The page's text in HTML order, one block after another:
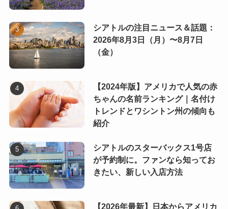
シアトルの注目ニュース＆話題：
2026年8月3日（月）〜8月7日
（金）
【2024年版】アメリカで人気の赤
ちゃんの名前ランキング｜名付け
トレンドとワシントン州の傾向も
紹介
シアトルのスターバックス1号店
が予約制に。ファンなら知ってお
きたい、新しい入店方法
【2026年最新】日本からアメリカ